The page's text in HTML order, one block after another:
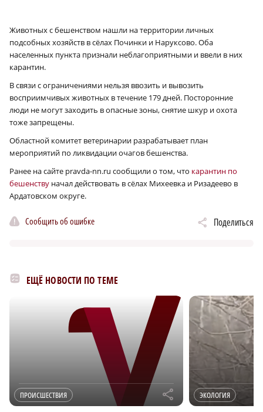
Животных с бешенством нашли на территории личных
подсобных хозяйств в сёлах Починки и Наруксово. Оба
населенных пункта признали неблагоприятными и ввели в них
карантин.
В связи с ограничениями нельзя ввозить и вывозить
восприимчивых животных в течение 179 дней. Посторонние
люди не могут заходить в опасные зоны, снятие шкур и охота
тоже запрещены.
Областной комитет ветеринарии разрабатывает план
мероприятий по ликвидации очагов бешенства.
Ранее на сайте pravda-nn.ru сообщили о том, что карантин по
бешенству начал действовать в сёлах Михеевка и Ризадеево в
Ардатовском округе.
Сообщить об ошибке Поделиться
ЕЩЁ НОВОСТИ ПО ТЕМЕ
ПРОИСШЕСТВИЯ r ЭКОЛОГИЯ